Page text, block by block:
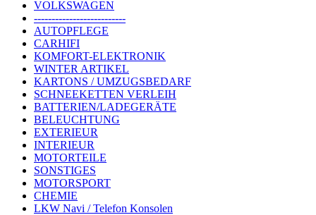
VOLKSWAGEN
--------------------------
AUTOPFLEGE
CARHIFI
KOMFORT-ELEKTRONIK
WINTER ARTIKEL
KARTONS / UMZUGSBEDARF
SCHNEEKETTEN VERLEIH
BATTERIEN/LADEGERÄTE
BELEUCHTUNG
EXTERIEUR
INTERIEUR
MOTORTEILE
SONSTIGES
MOTORSPORT
CHEMIE
LKW Navi / Telefon Konsolen